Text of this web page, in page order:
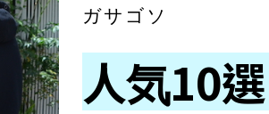
ガサゴソ
人気10選